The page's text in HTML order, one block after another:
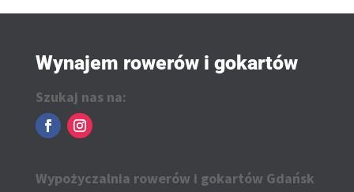
Wynajem rowerów i gokartów
Szukaj nas na:
Wypożyczalnia rowerów i gokartów Gdańsk